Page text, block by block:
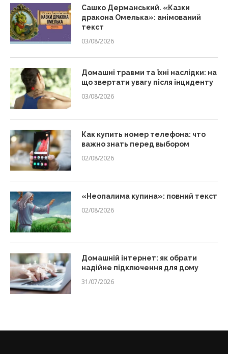
Сашко Дерманський. «Казки
дракона Омелька»: анімований
текст
03/08/2026
Домашні травми та їхні наслідки: на
що звертати увагу після інциденту
03/08/2026
Как купить номер телефона: что
важно знать перед выбором
02/08/2026
«Неопалима купина»: повний текст
02/08/2026
Домашній інтернет: як обрати
надійне підключення для дому
31/07/2026